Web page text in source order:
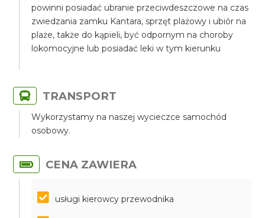
powinni posiadać ubranie przeciwdeszczowe na czas
zwiedzania zamku Kantara, sprzęt plażowy i ubiór na
plaże, także do kąpieli, być odpornym na choroby
lokomocyjne lub posiadać leki w tym kierunku
TRANSPORT
Wykorzystamy na naszej wycieczce samochód
osobowy.
CENA ZAWIERA
usługi kierowcy przewodnika